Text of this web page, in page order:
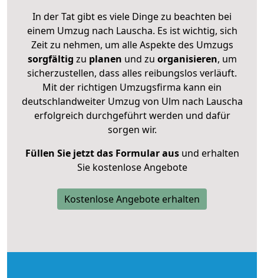
In der Tat gibt es viele Dinge zu beachten bei
einem Umzug nach Lauscha. Es ist wichtig, sich
Zeit zu nehmen, um alle Aspekte des Umzugs
sorgfältig zu planen und zu organisieren, um
sicherzustellen, dass alles reibungslos verläuft.
Mit der richtigen Umzugsfirma kann ein
deutschlandweiter Umzug von Ulm nach Lauscha
erfolgreich durchgeführt werden und dafür
sorgen wir.
Füllen Sie jetzt das Formular ausund erhalten
Sie kostenlose Angebote
Kostenlose Angebote erhalten